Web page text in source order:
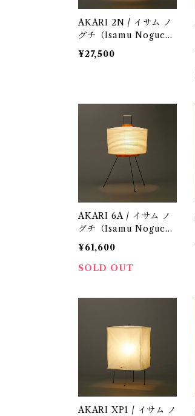
AKARI 2N / イサム ノ
グチ（Isamu Noguch
i) / オゼキ（尾関）
¥27,500
AKARI 6A / イサム ノ
グチ（Isamu Noguch
i) / オゼキ（尾関）
¥61,600
SOLD OUT
AKARI XP1 / イサム ノ